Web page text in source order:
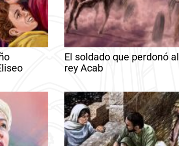
El soldado que perdonó al
rey Acab